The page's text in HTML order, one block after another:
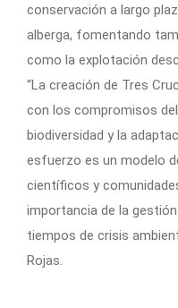
conservación a largo
alberga, fomentando
como la explotación
“La creación de Tres
con los compromisos
biodiversidad y la
esfuerzo es un modelo
científicos y
importancia de la
tiempos de crisis
Rojas.